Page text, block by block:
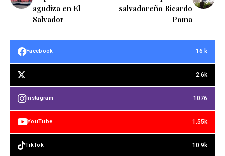
agudiza en El
Salvador
salvadoreño Ricardo
Poma
Facebook 16 k
2.6k
Instagram 1076
YouTube 1.55k
TikTok 10.9k